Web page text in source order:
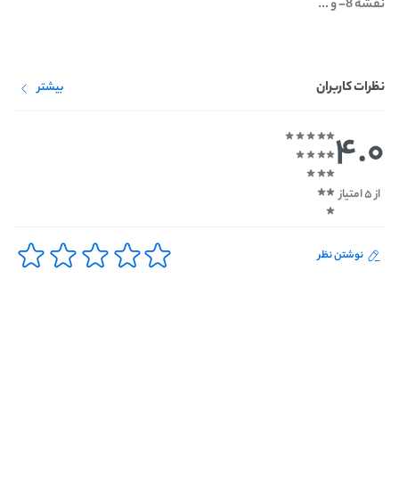
نقشه 8- و ...
نظرات کاربران بیشتر
4.0
از 5 امتیاز
نوشتن نظر